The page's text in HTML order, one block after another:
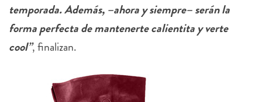
temporada. Además, –ahora y siempre– serán la
forma perfecta de mantenerte calientita y verte
cool”, finalizan.